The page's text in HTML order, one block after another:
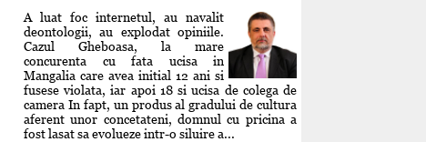
A luat foc internetul, au navalit
deontologii, au explodat opiniile.
Cazul Gheboasa, la mare
concurenta cu fata ucisa in
Mangalia care avea initial 12 ani si
fusese violata, iar apoi 18 si ucisa de colega de
camera In fapt, un produs al gradului de cultura
aferent unor concetateni, domnul cu pricina a
fost lasat sa evolueze intr-o siluire a...